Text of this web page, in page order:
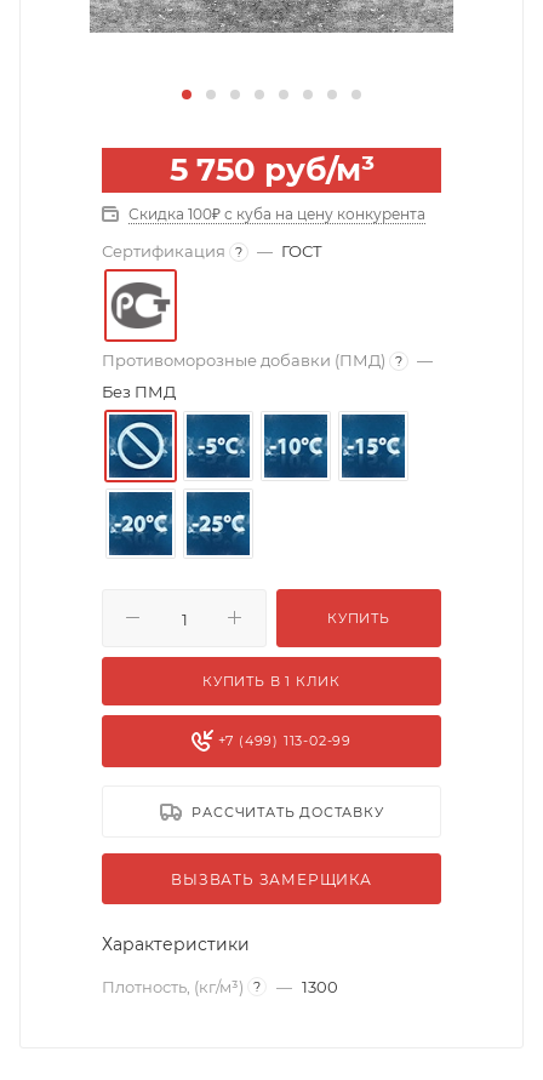
5 750 руб/м³
Скидка 100₽ с куба на цену конкурента
Сертификация ? — ГОСТ
Противоморозные добавки (ПМД) ?
—
Без ПМД
КУПИТЬ
КУПИТЬ В 1 КЛИК
+7 (499) 113-02-99
РАССЧИТАТЬ ДОСТАВКУ
ВЫЗВАТЬ ЗАМЕРЩИКА
Характеристики
Плотность, (кг/м³) ? — 1300